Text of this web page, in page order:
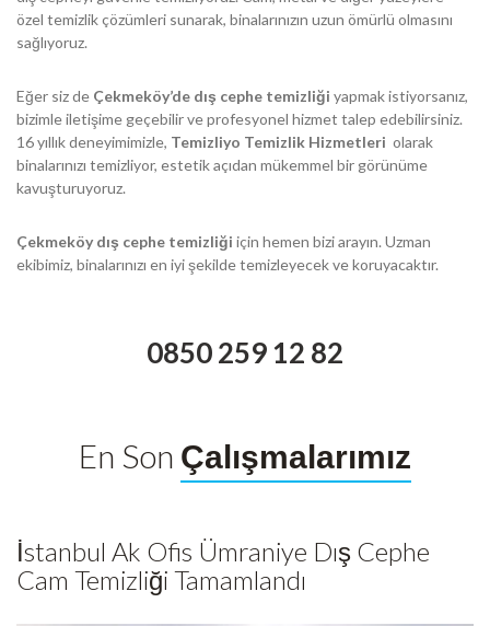
özel temizlik çözümleri sunarak, binalarınızın uzun ömürlü olmasını
sağlıyoruz.
Eğer siz de Çekmeköy’de dış cephe temizliği yapmak istiyorsanız,
bizimle iletişime geçebilir ve profesyonel hizmet talep edebilirsiniz.
16 yıllık deneyimimizle, Temizliyo Temizlik Hizmetleri olarak
binalarınızı temizliyor, estetik açıdan mükemmel bir görünüme
kavuşturuyoruz.
Çekmeköy dış cephe temizliği için hemen bizi arayın. Uzman
ekibimiz, binalarınızı en iyi şekilde temizleyecek ve koruyacaktır.
0850 259 12 82
En Son Çalışmalarımız
İstanbul Ak Ofis Ümraniye Dış Cephe
Cam Temizliği Tamamlandı